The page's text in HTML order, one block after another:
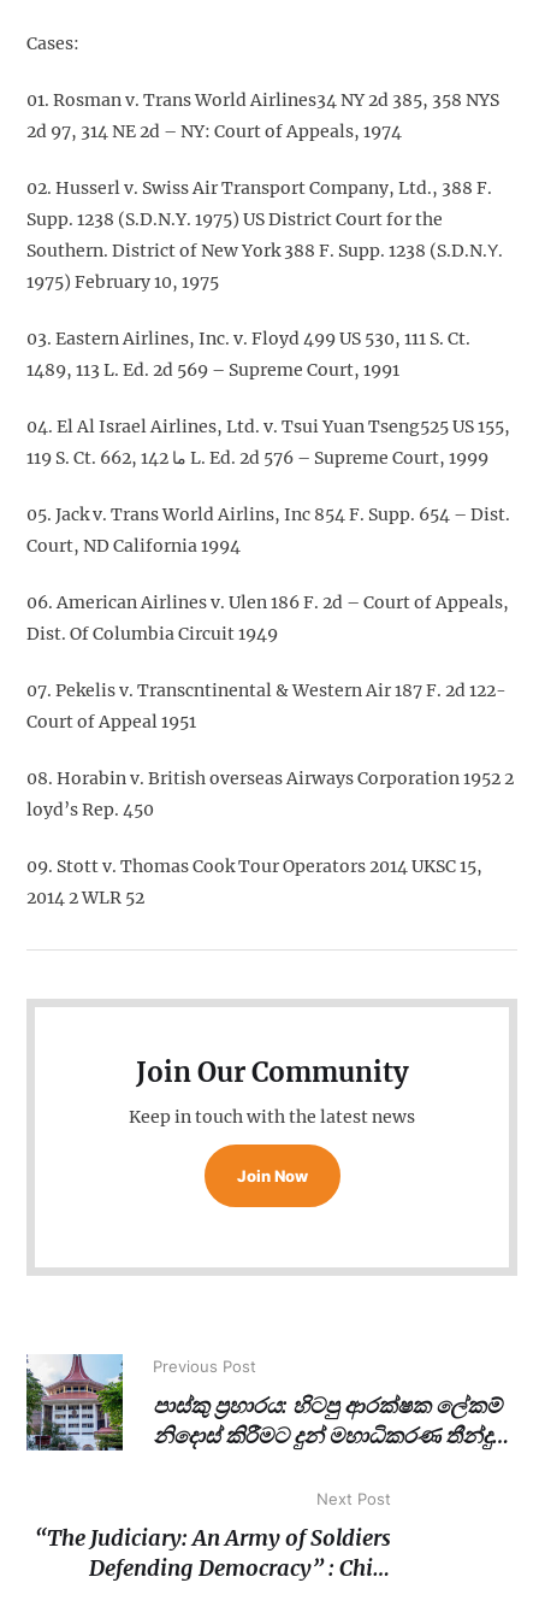
Cases:
01. Rosman v. Trans World Airlines34 NY 2d 385, 358 NYS
2d 97, 314 NE 2d – NY: Court of Appeals, 1974
02. Husserl v. Swiss Air Transport Company, Ltd., 388 F.
Supp. 1238 (S.D.N.Y. 1975) US District Court for the
Southern. District of New York 388 F. Supp. 1238 (S.D.N.Υ.
1975) February 10, 1975
03. Eastern Airlines, Inc. v. Floyd 499 US 530, 111 S. Ct.
1489, 113 L. Ed. 2d 569 – Supreme Court, 1991
04. El Al Israel Airlines, Ltd. v. Tsui Yuan Tseng525 US 155,
119 S. Ct. 662, ما 142 L. Ed. 2d 576 – Supreme Court, 1999
05. Jack v. Trans World Airlins, Inc 854 F. Supp. 654 – Dist.
Court, ND California 1994
06. American Airlines v. Ulen 186 F. 2d – Court of Appeals,
Dist. Of Columbia Circuit 1949
07. Pekelis v. Transcntinental & Western Air 187 F. 2d 122-
Court of Appeal 1951
08. Horabin v. British overseas Airways Corporation 1952 2
loyd’s Rep. 450
09. Stott v. Thomas Cook Tour Operators 2014 UKSC 15,
2014 2 WLR 52
Join Our Community
Keep in touch with the latest news
Join Now
Previous Post
පාස්කු ප්‍රහාරය: හිටපු ආරක්ෂක ලේකම්
නිදොස් කිරීමට දුන් මහාධිකරණ තීන්දුව
Next Post
“The Judiciary: An Army of Soldiers
Defending Democracy” : Chief